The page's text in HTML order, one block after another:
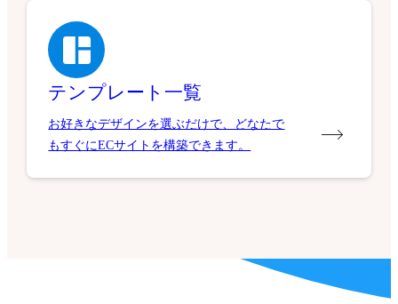
テンプレート一覧
お好きなデザインを選ぶだけで、どなたで
もすぐにECサイトを構築できます。